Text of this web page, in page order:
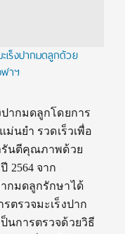
เร็งปากมดลูกด้วย
าฯ
ากมดลูกโดยการ
ม่นยำ รวดเร็วเพื่อ
รันตีคุณภาพด้วย
2564 จาก
กมดลูกรักษาได้
ตรวจมะเร็งปาก
นการตรวจด้วยวิธี